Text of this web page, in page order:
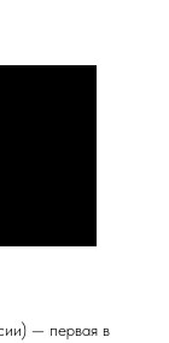
— первая в